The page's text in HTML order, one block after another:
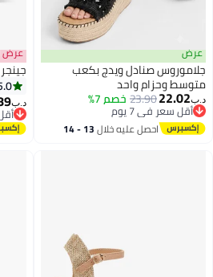
عرض
جلاموروس صنادل ويدج بكعب
متوسط وحزام واحد
د.ب‏22.02
23.90خصم 7%
أقل سعر في 7 يوم
أقل سعر في 7 يوماحصل عليه خلال 13 - 14
2
عرض
د.ب‏